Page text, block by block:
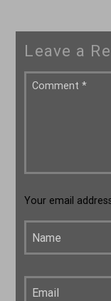
Leave a
Your email